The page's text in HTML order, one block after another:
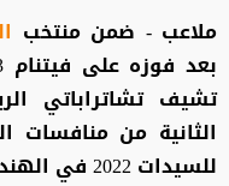
ملاعب - ضمن منتخب
تشيف تشاتراباتي
الثانية من منافسات
للسيدات 2022 في الهند.